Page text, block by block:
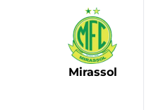
Mirassol